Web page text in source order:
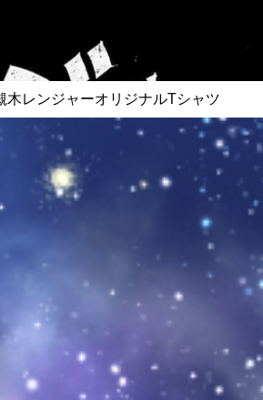
木レンジャーオリジナルTシャツ